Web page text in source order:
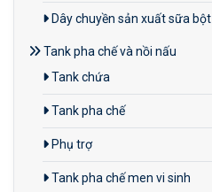
Dây chuyền sản xuất sữa bột
Tank pha chế và nồi nấu
Tank chứa
Tank pha chế
Phụ trợ
Tank pha chế men vi sinh